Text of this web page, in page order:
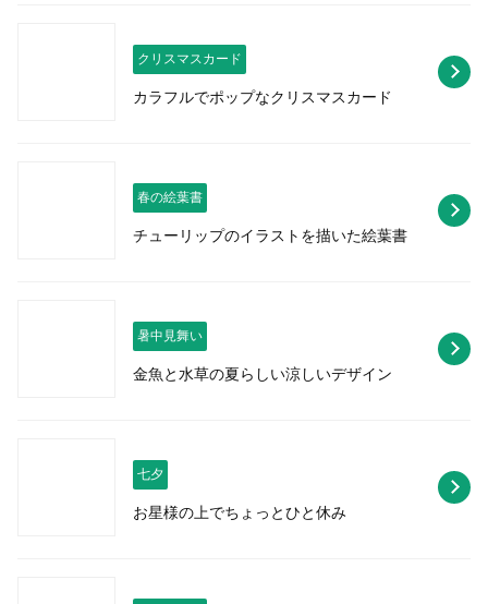
クリスマスカード
カラフルでポップなクリスマスカード
春の絵葉書
チューリップのイラストを描いた絵葉書
暑中見舞い
金魚と水草の夏らしい涼しいデザイン
七夕
お星様の上でちょっとひと休み